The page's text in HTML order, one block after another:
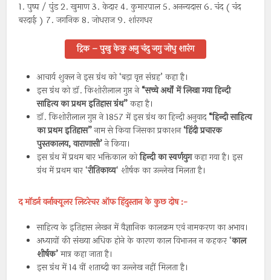
1. पुष्प / पुंड 2. खुमाण 3. केदार 4. कुमारपाल 5. अनन्यदास 6. चंद ( चंद
बरदाई ) 7. जगनिक 8. जोधराज 9. शांरगधर
ट्रिक – पुखु केकु अनु चंदु जगु जोधु शारंग
आचार्य शुक्ल ने इस ग्रंथ को ‘बड़ा वृत्त संग्रह’ कहा है।
इस ग्रंथ को डॉ. किशोरीलाल गुप्त ने“सच्चे अर्थों में लिखा गया हिन्दी
साहित्य का प्रथम इतिहास ग्रंथ”कहा है।
डॉ. किशोरीलाल गुप्त ने 1857 में इस ग्रंथ का हिन्दी अनुवाद“हिन्दी साहित्य
का प्रथम इतिहास”नाम से किया जिसका प्रकाशन‘हिंदी प्रचारक
पुस्तकालय, वाराणासी’ने किया।
इस ग्रंथ में प्रथम बार भक्तिकाल कोहिन्दी का स्वर्णयुगकहा गया है। इस
ग्रंथ में प्रथम बार ‘रीतिकाव्य‘ शीर्षक का उल्लेख मिलता है।
द मॉडर्न वर्नाक्यूलर लिटरेचर ऑफ हिंदुस्तान के कुछ दोष :-
साहित्य के इतिहास लेखन में वैज्ञानिक कालक्रम एवं नामकरण का अभाव।
अध्यायों की संख्या अधिक होने के कारण काल विभाजन न कहकर ‘काल
शीर्षक’मात्र कहा जाता है।
इस ग्रंथ में 14 वीं शताब्दी का उल्लेख नहीं मिलता है।